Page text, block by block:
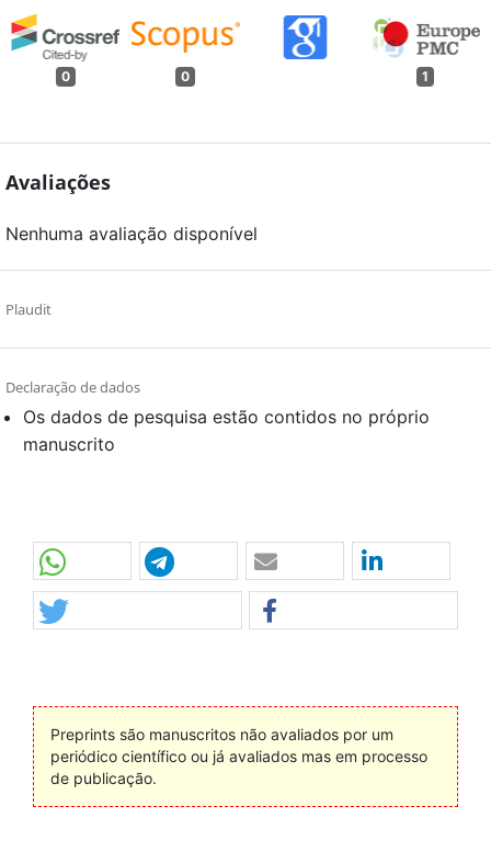
0 0 1
Avaliações
Nenhuma avaliação disponível
Plaudit
Declaração de dados
Os dados de pesquisa estão contidos no próprio
manuscrito
Preprints são manuscritos não avaliados por um
periódico científico ou já avaliados mas em processo
de publicação.